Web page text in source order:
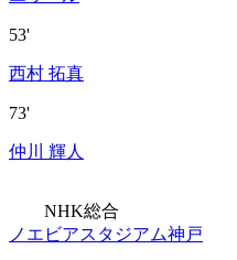
53'
西村 拓真
73'
仲川 輝人
NHK総合
ノエビアスタジアム神戸